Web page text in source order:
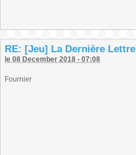
RE: [Jeu] La Dernière Lettre
le 08 December 2018 - 07:08
Fournier